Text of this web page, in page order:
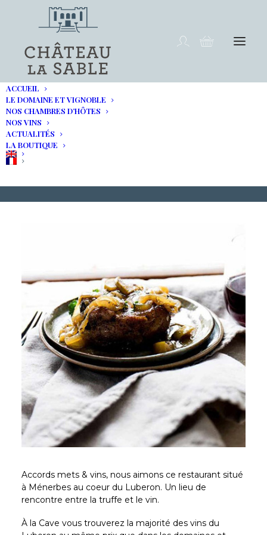
ACCUEIL
LE DOMAINE ET VIGNOBLE
NOS CHAMBRES D’HÔTES
NOS VINS
ACTUALITÉS
LA BOUTIQUE
Maison de la truffe & du
Accords mets & vins, nous aimons ce restaurant situé
à Ménerbes au coeur du Luberon. Un lieu de
rencontre entre la truffe et le vin.
À la Cave vous trouverez la majorité des vins du